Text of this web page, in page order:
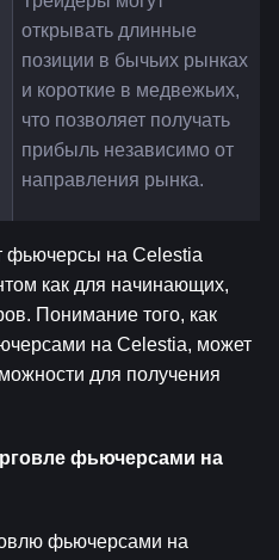
открывать длинные
позиции в бычьих рынках
и короткие в медвежьих,
что позволяет получать
прибыль независимо от
направления рынка.
фьючерсы на Celestia
как для начинающих,
Понимание того, как
на Celestia, может
для получения
фьючерсами на
фьючерсами на